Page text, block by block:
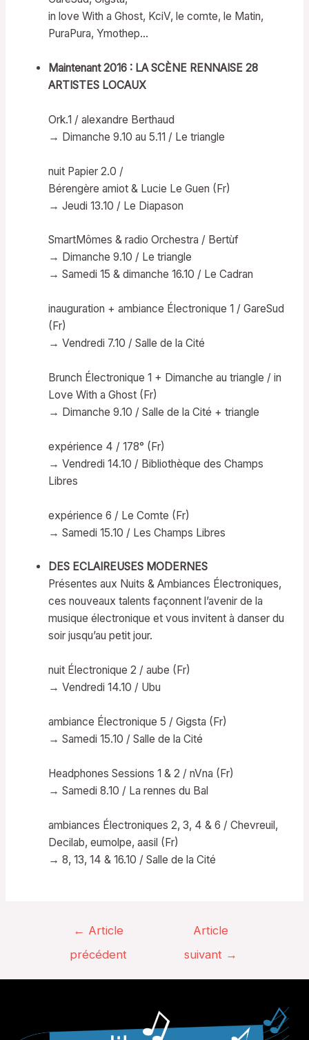
in love With a Ghost, KciV, le comte, le Matin,
PuraPura, Ymothep…
Maintenant 2016 : LA SCÈNE RENNAISE 28
ARTISTES LOCAUX
Ork.1 / alexandre Berthaud
→ Dimanche 9.10 au 5.11 / Le triangle
nuit Papier 2.0 /
Bérengère amiot & Lucie Le Guen (Fr)
→ Jeudi 13.10 / Le Diapason
SmartMômes & radio Orchestra / Bertùf
→ Dimanche 9.10 / Le triangle
→ Samedi 15 & dimanche 16.10 / Le Cadran
inauguration + ambiance Électronique 1 / GareSud
(Fr)
→ Vendredi 7.10 / Salle de la Cité
Brunch Électronique 1 + Dimanche au triangle / in
Love With a Ghost (Fr)
→ Dimanche 9.10 / Salle de la Cité + triangle
expérience 4 / 178° (Fr)
→ Vendredi 14.10 / Bibliothèque des Champs
Libres
expérience 6 / Le Comte (Fr)
→ Samedi 15.10 / Les Champs Libres
DES ECLAIREUSES MODERNES
Présentes aux Nuits & Ambiances Électroniques,
ces nouveaux talents façonnent l’avenir de la
musique électronique et vous invitent à danser du
soir jusqu’au petit jour.
nuit Électronique 2 / aube (Fr)
→ Vendredi 14.10 / Ubu
ambiance Électronique 5 / Gigsta (Fr)
→ Samedi 15.10 / Salle de la Cité
Headphones Sessions 1 & 2 / nVna (Fr)
→ Samedi 8.10 / La rennes du Bal
ambiances Électroniques 2, 3, 4 & 6 / Chevreuil,
Decilab, eumolpe, aasil (Fr)
→ 8, 13, 14 & 16.10 / Salle de la Cité
Navigation
l’article
← Article
précédent
Article
suivant →